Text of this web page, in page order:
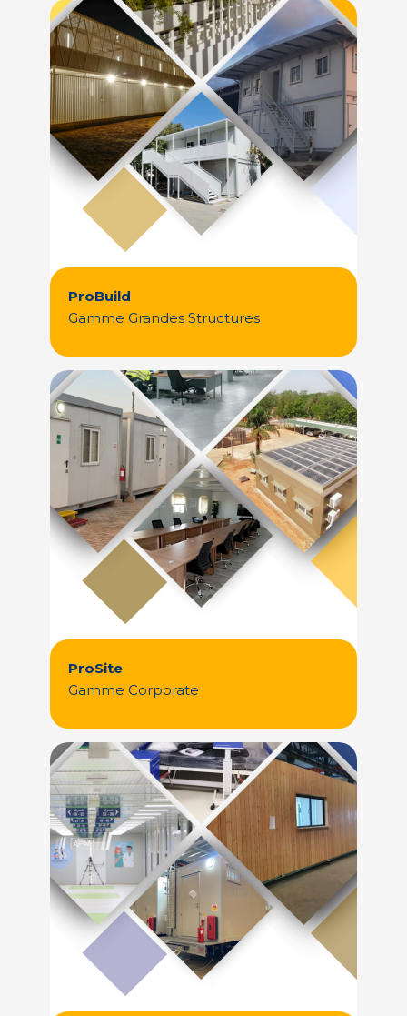
installation de chantier modulaire.
Découvrez plus
ProBuild
Gamme Grandes Structures
ProSite
Gamme Corporate